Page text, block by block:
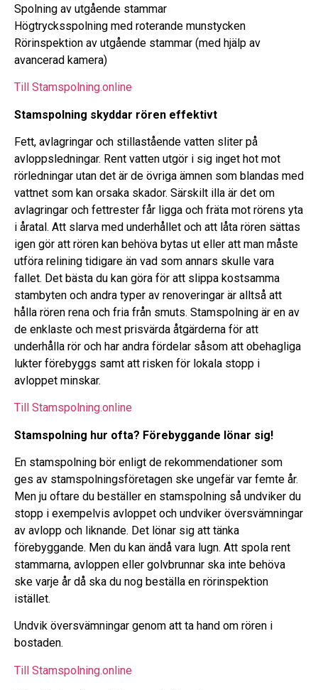
Spolning av utgående stammar
Högtrycksspolning med roterande munstycken
Rörinspektion av utgående stam​mar (med hjälp av
avancerad kamera)
Till Stamspolning.online
Stamspolning skyddar rören effektivt
Fett, avlagringar och stillastående vatten sliter på
avloppsledningar. Rent vatten utgör i sig inget hot mot
rörledningar utan det är de övriga ämnen som blandas med
vattnet som kan orsaka skador. Särskilt illa är det om
avlagringar och fettrester får ligga och fräta mot rörens yta
i åratal. Att slarva med underhållet och att låta rören sättas
igen gör att rören kan behöva bytas ut eller att man måste
utföra relining tidigare än vad som annars skulle vara
fallet. Det bästa du kan göra för att slippa kostsamma
stambyten och andra typer av renoveringar är alltså att
hålla rören rena och fria från smuts. Stamspolning är en av
de enklaste och mest prisvärda åtgärderna för att
underhålla rör och har andra fördelar såsom att obehagliga
lukter förebyggs samt att risken för lokala stopp i
avloppet minskar.
Till Stamspolning.online
Stamspolning hur ofta? Förebyggande lönar sig!
En stamspolning bör enligt de rekommendationer som
ges av stamspolningsföretagen ske ungefär var femte år.
Men ju oftare du beställer en stamspolning så undviker du
stopp i exempelvis avloppet och undviker översvämningar
av avlopp och liknande. Det lönar sig att tänka
förebyggande. Men du kan ändå vara lugn. Att spola rent
stammarna, avloppen eller golvbrunnar ska inte behöva
ske varje år då ska du nog beställa en rörinspektion
istället.
Undvik översvämningar genom att ta hand om rören i
bostaden.
Till Stamspolning.online